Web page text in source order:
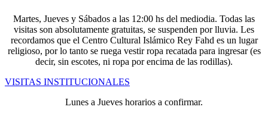
Martes, Jueves y Sábados a las 12:00 hs del mediodia. Todas las
visitas son absolutamente gratuitas, se suspenden por lluvia. Les
recordamos que el Centro Cultural Islámico Rey Fahd es un lugar
religioso, por lo tanto se ruega vestir ropa recatada para ingresar (es
decir, sin escotes, ni ropa por encima de las rodillas).
VISITAS INSTITUCIONALES
Lunes a Jueves horarios a confirmar.